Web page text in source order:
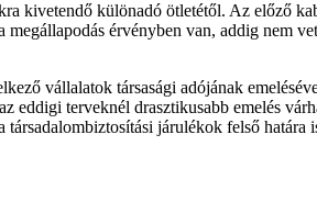
kivetendő különadó ötletétől. Az előző
érvényben van, addig nem
vállalatok társasági adójának
eddigi terveknél drasztikusabb emelés
járulékok felső határa